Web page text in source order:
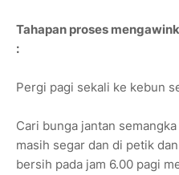
Tahapan proses
:
Pergi pagi sekali ke kebun
Cari bunga jantan
masih segar dan di petik
bersih pada jam 6.00 pagi